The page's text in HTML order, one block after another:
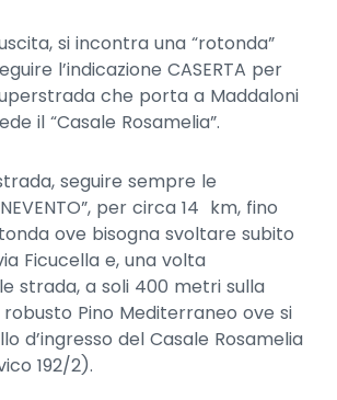
si incontra una “rotonda”
l’indicazione CASERTA per
che porta a Maddaloni
il “Casale Rosamelia”.
seguire sempre le
per circa 14 km, fino
ove bisogna svoltare subito
Ficucella e, una volta
strada, a soli 400 metri sulla
robusto Pino Mediterraneo ove si
d’ingresso del Casale Rosamelia
192/2).